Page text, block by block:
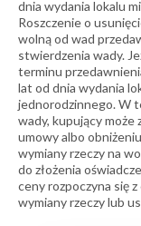
dnia wydania lokalu
Roszczenie o
wolną od wad
stwierdzenia wady.
terminu
lat od dnia wydania
jednorodzinnego. W
wady, kupujący może
umowy albo
wymiany rzeczy na
do złożenia
ceny rozpoczyna się
wymiany rzeczy lub